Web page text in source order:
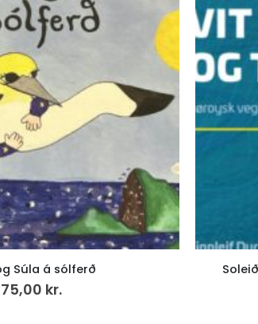
vegir, brýr og tunlar (15)
kr.